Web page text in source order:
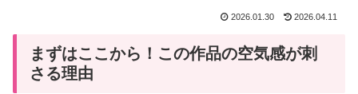
2026.01.30 2026.04.11
まずはここから！この作品の空気感が刺
さる理由